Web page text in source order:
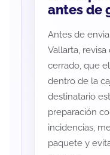
antes de
Antes de
Vallarta,
cerrado, que
dentro de la
destinatario
preparación
incidencias,
paquete y